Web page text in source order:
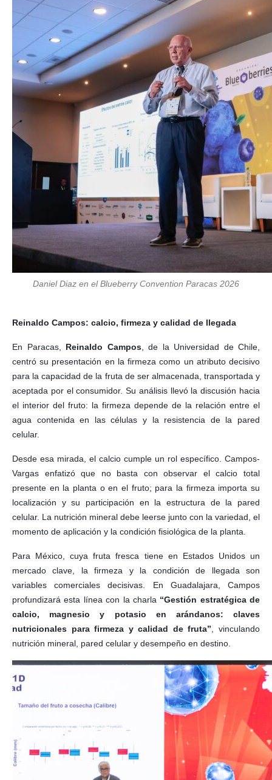
Daniel Diaz en el Blueberry Convention Paracas 2026
Reinaldo Campos: calcio, firmeza y calidad de llegada
En Paracas, Reinaldo Campos, de la Universidad de Chile,
centró su presentación en la firmeza como un atributo decisivo
para la capacidad de la fruta de ser almacenada, transportada y
aceptada por el consumidor. Su análisis llevó la discusión hacia
el interior del fruto: la firmeza depende de la relación entre el
agua contenida en las células y la resistencia de la pared
celular.
Desde esa mirada, el calcio cumple un rol específico. Campos-
Vargas enfatizó que no basta con observar el calcio total
presente en la planta o en el fruto; para la firmeza importa su
localización y su participación en la estructura de la pared
celular. La nutrición mineral debe leerse junto con la variedad, el
momento de aplicación y la condición fisiológica de la planta.
Para México, cuya fruta fresca tiene en Estados Unidos un
mercado clave, la firmeza y la condición de llegada son
variables comerciales decisivas. En Guadalajara, Campos
profundizará esta línea con la charla “Gestión estratégica de
calcio, magnesio y potasio en arándanos: claves
nutricionales para firmeza y calidad de fruta”, vinculando
nutrición mineral, pared celular y desempeño en destino.